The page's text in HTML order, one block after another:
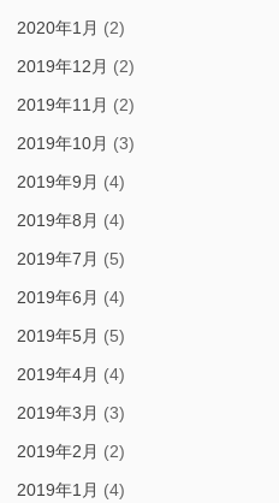
2020年1月 (2)
2019年12月 (2)
2019年11月 (2)
2019年10月 (3)
2019年9月 (4)
2019年8月 (4)
2019年7月 (5)
2019年6月 (4)
2019年5月 (5)
2019年4月 (4)
2019年3月 (3)
2019年2月 (2)
2019年1月 (4)